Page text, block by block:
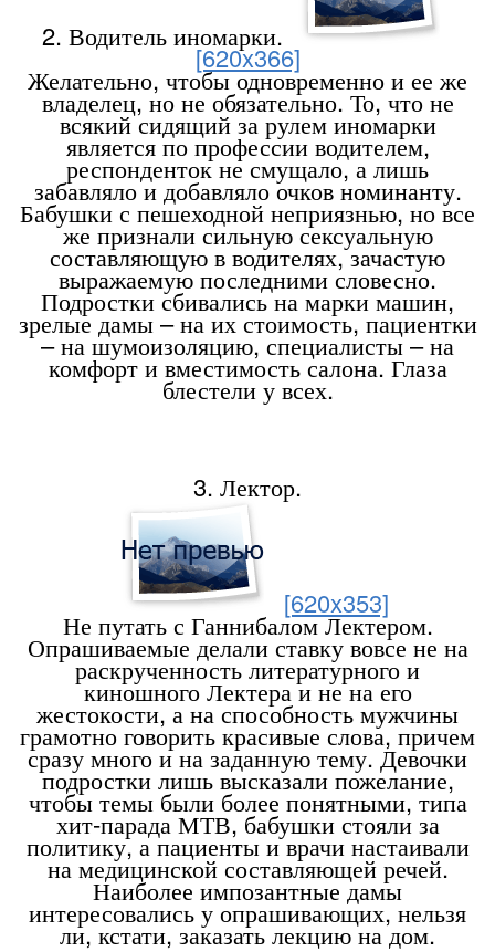
2. Водитель иномарки.
[620x366]
Желательно, чтобы одновременно и ее же
владелец, но не обязательно. То, что не
всякий сидящий за рулем иномарки
является по профессии водителем,
респонденток не смущало, а лишь
забавляло и добавляло очков номинанту.
Бабушки с пешеходной неприязнью, но все
же признали сильную сексуальную
составляющую в водителях, зачастую
выражаемую последними словесно.
Подростки сбивались на марки машин,
зрелые дамы – на их стоимость, пациентки
– на шумоизоляцию, специалисты – на
комфорт и вместимость салона. Глаза
блестели у всех.
3. Лектор.
[620x353]
Не путать с Ганнибалом Лектером.
Опрашиваемые делали ставку вовсе не на
раскрученность литературного и
киношного Лектера и не на его
жестокости, а на способность мужчины
грамотно говорить красивые слова, причем
сразу много и на заданную тему. Девочки
подростки лишь высказали пожелание,
чтобы темы были более понятными, типа
хит-парада МТВ, бабушки стояли за
политику, а пациенты и врачи настаивали
на медицинской составляющей речей.
Наиболее импозантные дамы
интересовались у опрашивающих, нельзя
ли, кстати, заказать лекцию на дом.